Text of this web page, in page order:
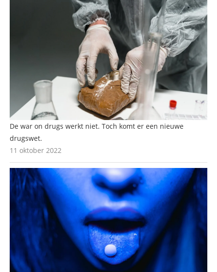
De war on drugs werkt niet. Toch komt er een nieuwe
drugswet.
11 oktober 2022